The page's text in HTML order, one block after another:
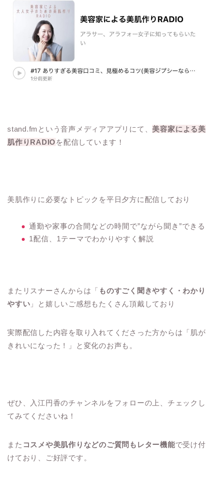
stand.fmという音声メディアアプリにて、 美容家による美
肌作り RADIO を配信しています！
美肌作りに必要なトピックを平日夕方に配信しており
通勤や家事の合間などの時間で”ながら聞き”できる
1配信、1テーマでわかりやすく解説
またリスナーさんからは「 ものすごく聞きやすく・わかり
やすい 」と嬉しいご感想もたくさん頂戴しており
実際配信した内容を取り入れてくださった方からは「肌が
きれいになった！」と変化のお声も。
ぜひ、入江円香のチャンネルをフォローの上、チェックし
てみてくださいね！
また コスメや美肌作りなどのご質問もレター機能で受け付
けており、ご好評です。